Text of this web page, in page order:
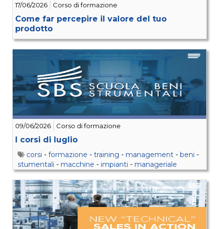
17/06/2026 Corso di formazione
Come far percepire il valore del tuo
prodotto
09/06/2026 Corso di formazione
I corsi di luglio
corsi - formazione - training - management - beni -
stumentali - macchine - impianti - manageriale